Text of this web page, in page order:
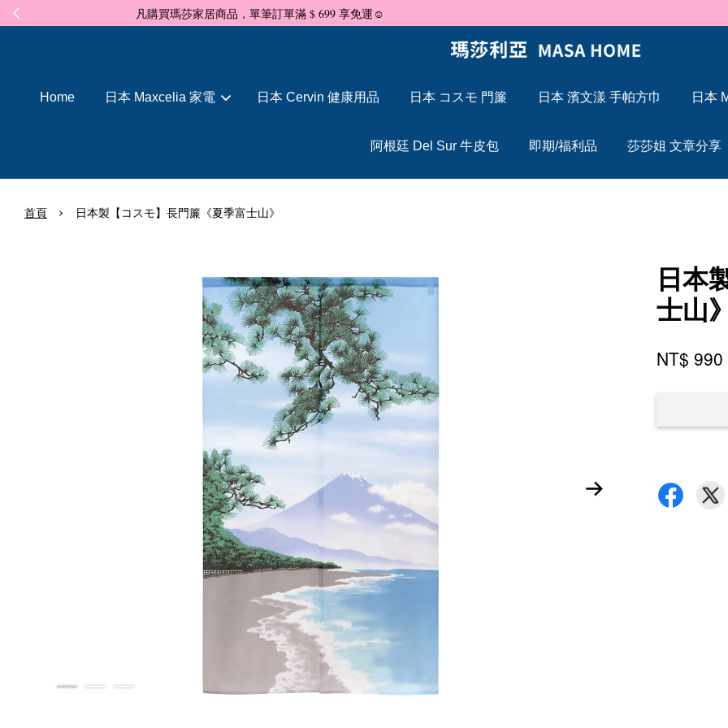
🐍 2025 蛇年大吉，Maxcelia 瑪莎利亞 蛇年伊始，祝福大家「蛇」來運轉
Home 日本 Maxcelia 家電 日本 Cervin 健康用品 日本 コスモ 門簾 日本 濱文漾 手帕方巾 日本
阿根廷 Del Sur 牛皮包 即期/福利品 莎莎姐 文章分享
首頁 › 日本製【コスモ】長門簾《夏季富士山》
日本
士山
NT$ 990
您的購物車目前還是空的。